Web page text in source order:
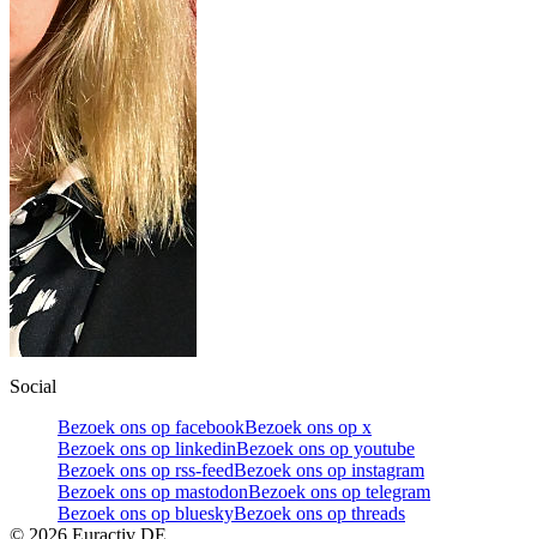
Social
Bezoek ons op facebookBezoek ons op x
Bezoek ons op linkedinBezoek ons op youtube
Bezoek ons op rss-feedBezoek ons op instagram
Bezoek ons op mastodonBezoek ons op telegram
Bezoek ons op blueskyBezoek ons op threads
© 2026 Euractiv DE